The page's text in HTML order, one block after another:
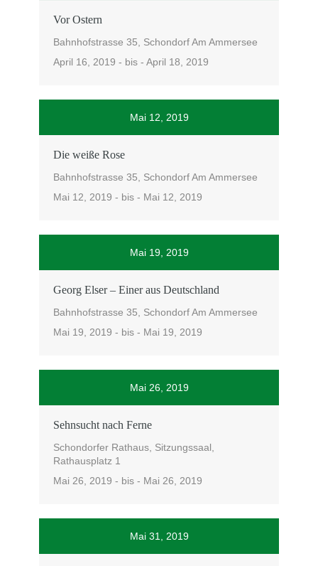
Vor Ostern
Bahnhofstrasse 35, Schondorf Am Ammersee
April 16, 2019 - bis - April 18, 2019
Mai 12, 2019
Die weiße Rose
Bahnhofstrasse 35, Schondorf Am Ammersee
Mai 12, 2019 - bis - Mai 12, 2019
Mai 19, 2019
Georg Elser – Einer aus Deutschland
Bahnhofstrasse 35, Schondorf Am Ammersee
Mai 19, 2019 - bis - Mai 19, 2019
Mai 26, 2019
Sehnsucht nach Ferne
Schondorfer Rathaus, Sitzungssaal,
Rathausplatz 1
Mai 26, 2019 - bis - Mai 26, 2019
Mai 31, 2019